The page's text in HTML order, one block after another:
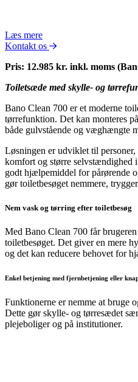
Læs mere
Kontakt os
Pris: 12.985 kr. inkl. moms
Toiletsæde med skylle- og
Bano Clean 700 er et moderne
tørrefunktion. Det kan monteres
både gulvstående og væghængte
Løsningen er udviklet til
komfort og større selvstændighed
godt hjælpemiddel for pårørende
gør toiletbesøget nemmere,
Nem vask og tørring efter toiletbesøg
Med Bano Clean 700 får
toiletbesøget. Det giver en mere
og det kan reducere behovet for
Enkel betjening med fjernbetjening eller
Funktionerne er nemme at bruge
Dette gør skylle- og tørresædet
plejeboliger og på institutioner.